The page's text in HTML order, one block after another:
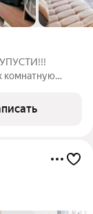
комнатную
Дом выгодно